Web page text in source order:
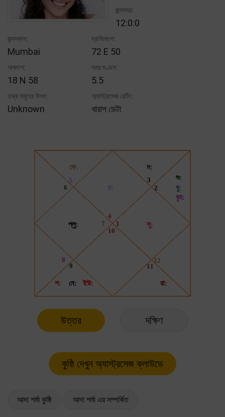
জন্মসময়:
12:0:0
জন্মস্থান:
Mumbai
দ্রাঘিমাংশ:
72 E 50
অক্ষাংশ:
18 N 58
সময় মণ্ডল:
5.5
তথ্য সমূহের উৎস:
Unknown
অ্যাস্ট্রসেজ রেটিং:
খারাপ ডেটা
উত্তর দক্ষিণ
আদা শর্মা কুষ্ঠি আদা শর্মা এর সম্পর্কিত